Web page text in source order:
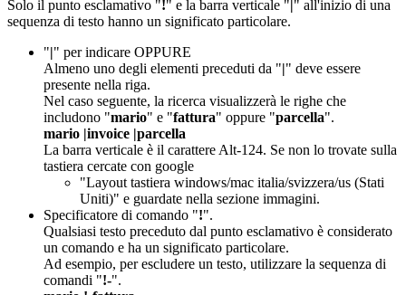
Solo il punto esclamativo "!" e la barra verticale " " all'inizio di una
sequenza di testo hanno un significato particolare.
"|" per indicare OPPURE
Almeno uno degli elementi preceduti da "|" deve essere
presente nella riga.
Nel caso seguente, la ricerca visualizzerà le righe che
includono "mario" e "fattura" oppure "parcella".
mario |invoice |parcella
La barra verticale è il carattere Alt-124. Se non lo trovate sulla
tastiera cercate con google
"Layout tastiera windows/mac italia/svizzera/us (Stati
Uniti)" e guardate nella sezione immagini.
Specificatore di comando "!".
Qualsiasi testo preceduto dal punto esclamativo è considerato
un comando e ha un significato particolare.
Ad esempio, per escludere un testo, utilizzare la sequenza di
comandi "!-".